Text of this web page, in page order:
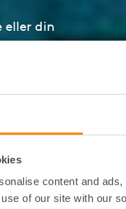
content and
of our site with our
eller din
Ta reda